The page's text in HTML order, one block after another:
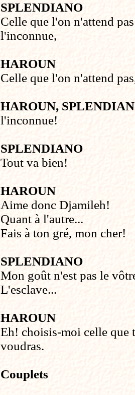
SPLENDIANO
Celle que l'on n'attend pas
l'inconnue,
HAROUN
Celle que l'on n'attend
HAROUN,
l'inconnue!
SPLENDIANO
Tout va bien!
HAROUN
Aime donc Djamileh!
Quant à l'autre...
Fais à ton gré, mon cher!
SPLENDIANO
Mon goût n'est pas le
L'esclave...
HAROUN
Eh! choisis-moi celle que
voudras.
Couplets